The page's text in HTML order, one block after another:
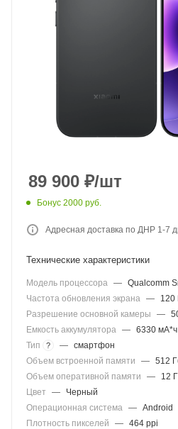
89 900 ₽/шт
Бонус 2000 руб.
Адресная доставка по ДНР 1-7
Технические характеристики
Модель процессора — Qualcomm
Частота обновления экрана —
120
Разрешение основной камеры
—
Емкость аккумулятора — 6330 мА*ч
Тип
? — смартфон
Объем встроенной памяти
— 512
Объем оперативной памяти
—
12
Цвет
—
Черный
Операционная система — Android
Плотность пикселей
— 464 ppi